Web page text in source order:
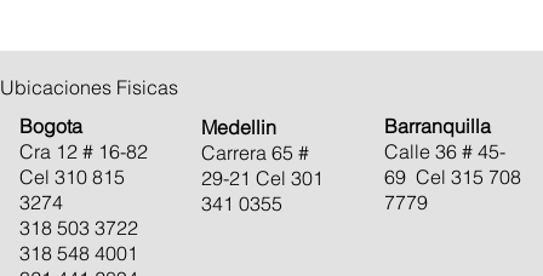
Ubicaciones Fisicas
Bogota
Cra 12 # 16-82
Cel 310 815
3274
318 503 3722
318 548 4001
Medellin
Carrera 65 #
29-21 Cel 301
341 0355
Barranquilla
Calle 36 # 45-
69 Cel 315 708
7779